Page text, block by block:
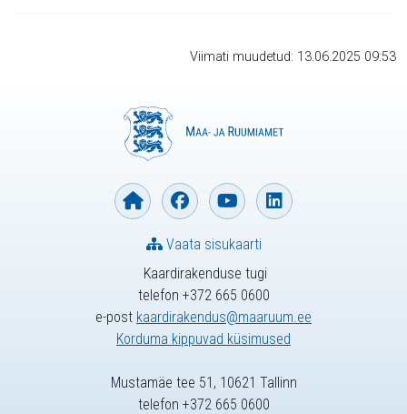
Viimati muudetud: 13.06.2025 09:53
Kaardirakenduse tugi
telefon +372 665 0600
e-post kaardirakendus@maaruum.ee
Korduma kippuvad küsimused
Vaata sisukaarti
Mustamäe tee 51, 10621 Tallinn
telefon +372 665 0600